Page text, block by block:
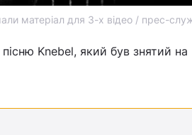
матеріал для 3-х відео / прес-
Knebel, який був знятий на